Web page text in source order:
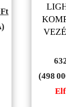
FtCurrent
(498